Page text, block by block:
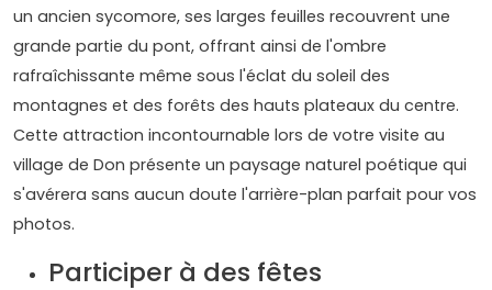
un ancien sycomore, ses larges feuilles recouvrent une
grande partie du pont, offrant ainsi de l'ombre
rafraîchissante même sous l'éclat du soleil des
montagnes et des forêts des hauts plateaux du centre.
Cette attraction incontournable lors de votre visite au
village de Don présente un paysage naturel poétique qui
s'avérera sans aucun doute l'arrière-plan parfait pour vos
photos.
Participer à des fêtes